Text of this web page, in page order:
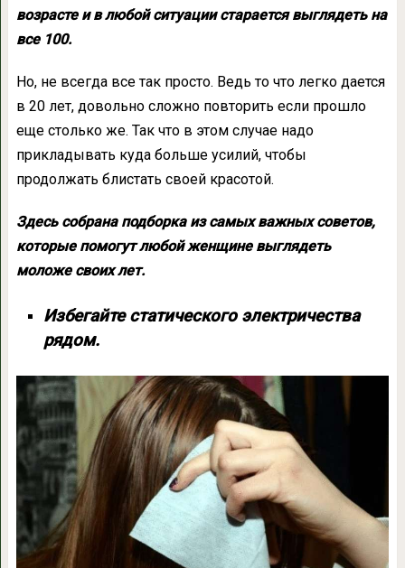
возрасте и в любой ситуации старается выглядеть на
все 100.
Но, не всегда все так просто. Ведь то что легко дается
в 20 лет, довольно сложно повторить если прошло
еще столько же. Так что в этом случае надо
прикладывать куда больше усилий, чтобы
продолжать блистать своей красотой.
Здесь собрана подборка из самых важных советов,
которые помогут любой женщине выглядеть
моложе своих лет.
Избегайте статического электричества
рядом.